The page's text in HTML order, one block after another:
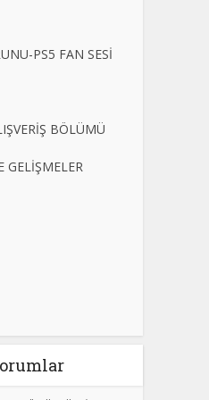
PS5 FAN SESİ
BÖLÜMÜ
GELİŞMELER